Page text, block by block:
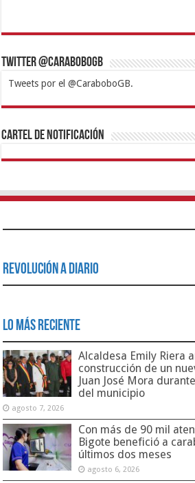
Twitter @CaraboboGB
Tweets por el @CaraboboGB.
1xbetBetturkeyBetistKralbetSupertotobet
https://mvbcasino.com/
Cartel de Notificación
Revolución a Diario
Lo Más Reciente
Alcaldesa Emily Riera
construcción de un
Juan José Mora
del municipio
agosto 7, 2026
Con más de 90 mil
Bigote benefició a
últimos dos meses
agosto 6, 2026